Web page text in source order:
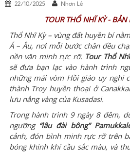
22/10/2025 Nhơn Lê
TOUR THỔ NHĨ KỲ - BẢN
Thổ Nhĩ Kỳ – vùng đất huyền bí
Á – Âu, nơi mỗi bước chân đều
nền văn minh rực rỡ. Tour Thổ
sẽ đưa bạn lạc vào hành trình
những mái vòm Hồi giáo uy nghi
thành Troy huyền thoại ở
lưu nắng vàng của Kusadasi.
Trong hành trình 9 ngày 8 đêm,
ngưỡng “lâu đài bông”
cảnh, đón bình minh rực rỡ trên
bóng khinh khí cầu sắc màu, và